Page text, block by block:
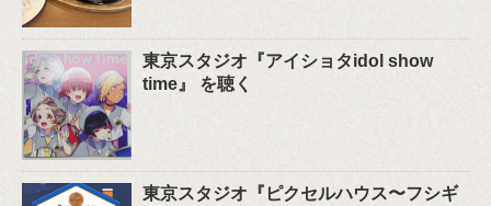
東京スタジオ『アイショタidol show
time』 を聴く
東京スタジオ『ピクセルハウス〜フシギ